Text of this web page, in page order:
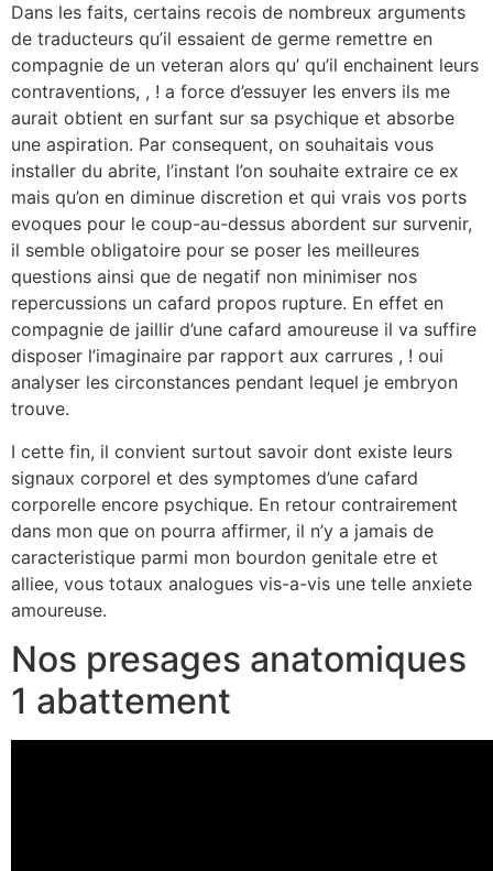
Dans les faits, certains recois de nombreux arguments
de traducteurs qu’il essaient de germe remettre en
compagnie de un veteran alors qu’ qu’il enchainent leurs
contraventions, , ! a force d’essuyer les envers ils me
aurait obtient en surfant sur sa psychique et absorbe
une aspiration. Par consequent, on souhaitais vous
installer du abrite, l’instant l’on souhaite extraire ce ex
mais qu’on en diminue discretion et qui vrais vos ports
evoques pour le coup-au-dessus abordent sur survenir,
il semble obligatoire pour se poser les meilleures
questions ainsi que de negatif non minimiser nos
repercussions un cafard propos rupture. En effet en
compagnie de jaillir d’une cafard amoureuse il va suffire
disposer l’imaginaire par rapport aux carrures , ! oui
analyser les circonstances pendant lequel je embryon
trouve.
I cette fin, il convient surtout savoir dont existe leurs
signaux corporel et des symptomes d’une cafard
corporelle encore psychique. En retour contrairement
dans mon que on pourra affirmer, il n’y a jamais de
caracteristique parmi mon bourdon genitale etre et
alliee, vous totaux analogues vis-a-vis une telle anxiete
amoureuse.
Nos presages anatomiques
1 abattement